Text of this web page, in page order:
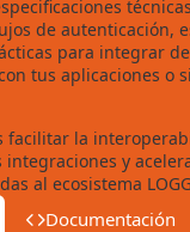
de autenticación,
para integrar
tus aplicaciones o
facilitar la
integraciones y
al ecosistema
Documentación